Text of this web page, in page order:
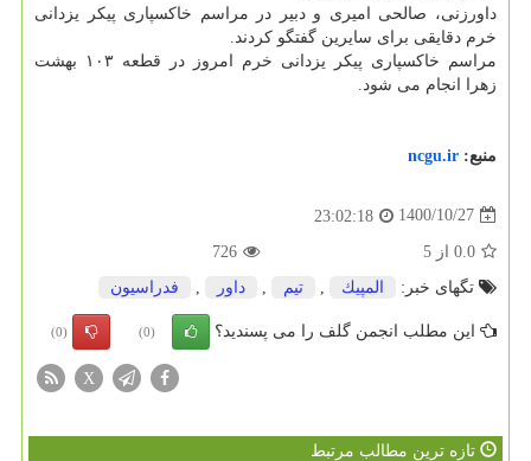
داورزنی، صالحی امیری و دبیر در مراسم خاکسپاری پیکر یزدانی
خرم دقایقی برای سایرین گفتگو کردند.
مراسم خاکسپاری پیکر یزدانی خرم امروز در قطعه ۱۰۳ بهشت
زهرا انجام می شود.
منبع: ncgu.ir
1400/10/27
23:02:18
0.0 از 5
726
تگهای خبر:
المپیك تیم داور فدراسیون
این مطلب انجمن گلف را می پسندید؟ (0)
(0)
X
تازه ترین مطالب مرتبط